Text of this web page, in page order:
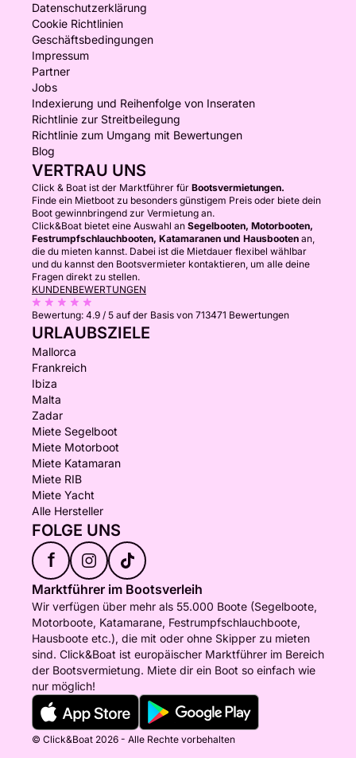
Datenschutzerklärung
Cookie Richtlinien
Geschäftsbedingungen
Impressum
Partner
Jobs
Indexierung und Reihenfolge von Inseraten
Richtlinie zur Streitbeilegung
Richtlinie zum Umgang mit Bewertungen
Blog
VERTRAU UNS
Click & Boat ist der Marktführer für Bootsvermietungen.
Finde ein Mietboot zu besonders günstigem Preis oder biete dein
Boot gewinnbringend zur Vermietung an.
Click&Boat bietet eine Auswahl an Segelbooten, Motorbooten,
Festrumpfschlauchbooten, Katamaranen und Hausbooten an,
die du mieten kannst. Dabei ist die Mietdauer flexibel wählbar
und du kannst den Bootsvermieter kontaktieren, um alle deine
Fragen direkt zu stellen.
KUNDENBEWERTUNGEN
Bewertung: 4.9 / 5 auf der Basis von 713471 Bewertungen
URLAUBSZIELE
Mallorca
Frankreich
Ibiza
Malta
Zadar
Miete Segelboot
Miete Motorboot
Miete Katamaran
Miete RIB
Miete Yacht
Alle Hersteller
FOLGE UNS
f
Marktführer im Bootsverleih
Wir verfügen über mehr als 55.000 Boote (Segelboote,
Motorboote, Katamarane, Festrumpfschlauchboote,
Hausboote etc.), die mit oder ohne Skipper zu mieten
sind. Click&Boat ist europäischer Marktführer im Bereich
der Bootsvermietung. Miete dir ein Boot so einfach wie
nur möglich!
© Click&Boat 2026 - Alle Rechte vorbehalten